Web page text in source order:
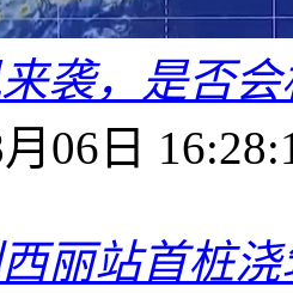
袭，是否
06日
丽站首桩